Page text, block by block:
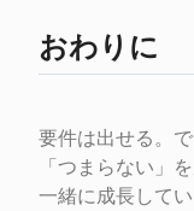
おわりに
要件は出せる。
「つまらない」
一緒に成長して